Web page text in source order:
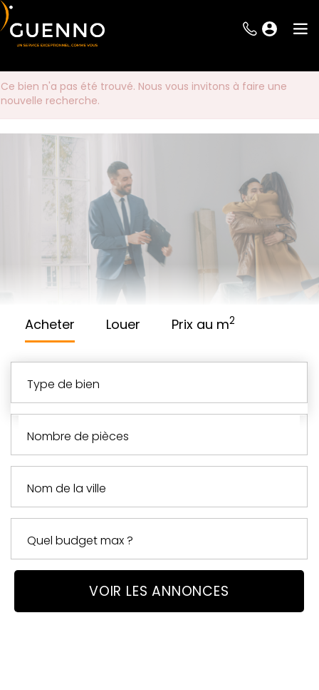
Ce bien n'a pas été trouvé. Nous vous invitons à faire une
nouvelle recherche.
Acheter Louer Prix au m2
type de bien
nombre de pièces
VOIR LES ANNONCES